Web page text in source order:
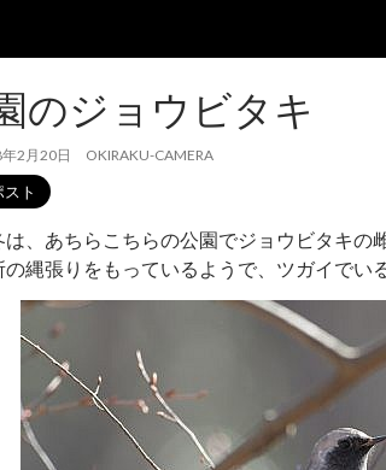
のジョウビタキ
2月20日 OKIRAKU-CAMERA
は、あちらこちらの公園でジョウビタキ
の縄張りをもっているようで、ツガイでい